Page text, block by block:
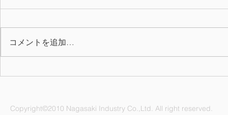
NC ボウリング大会
コメントを追加…
Copyright©2010 Nagasaki Industry Co.,Ltd. All right reserved.